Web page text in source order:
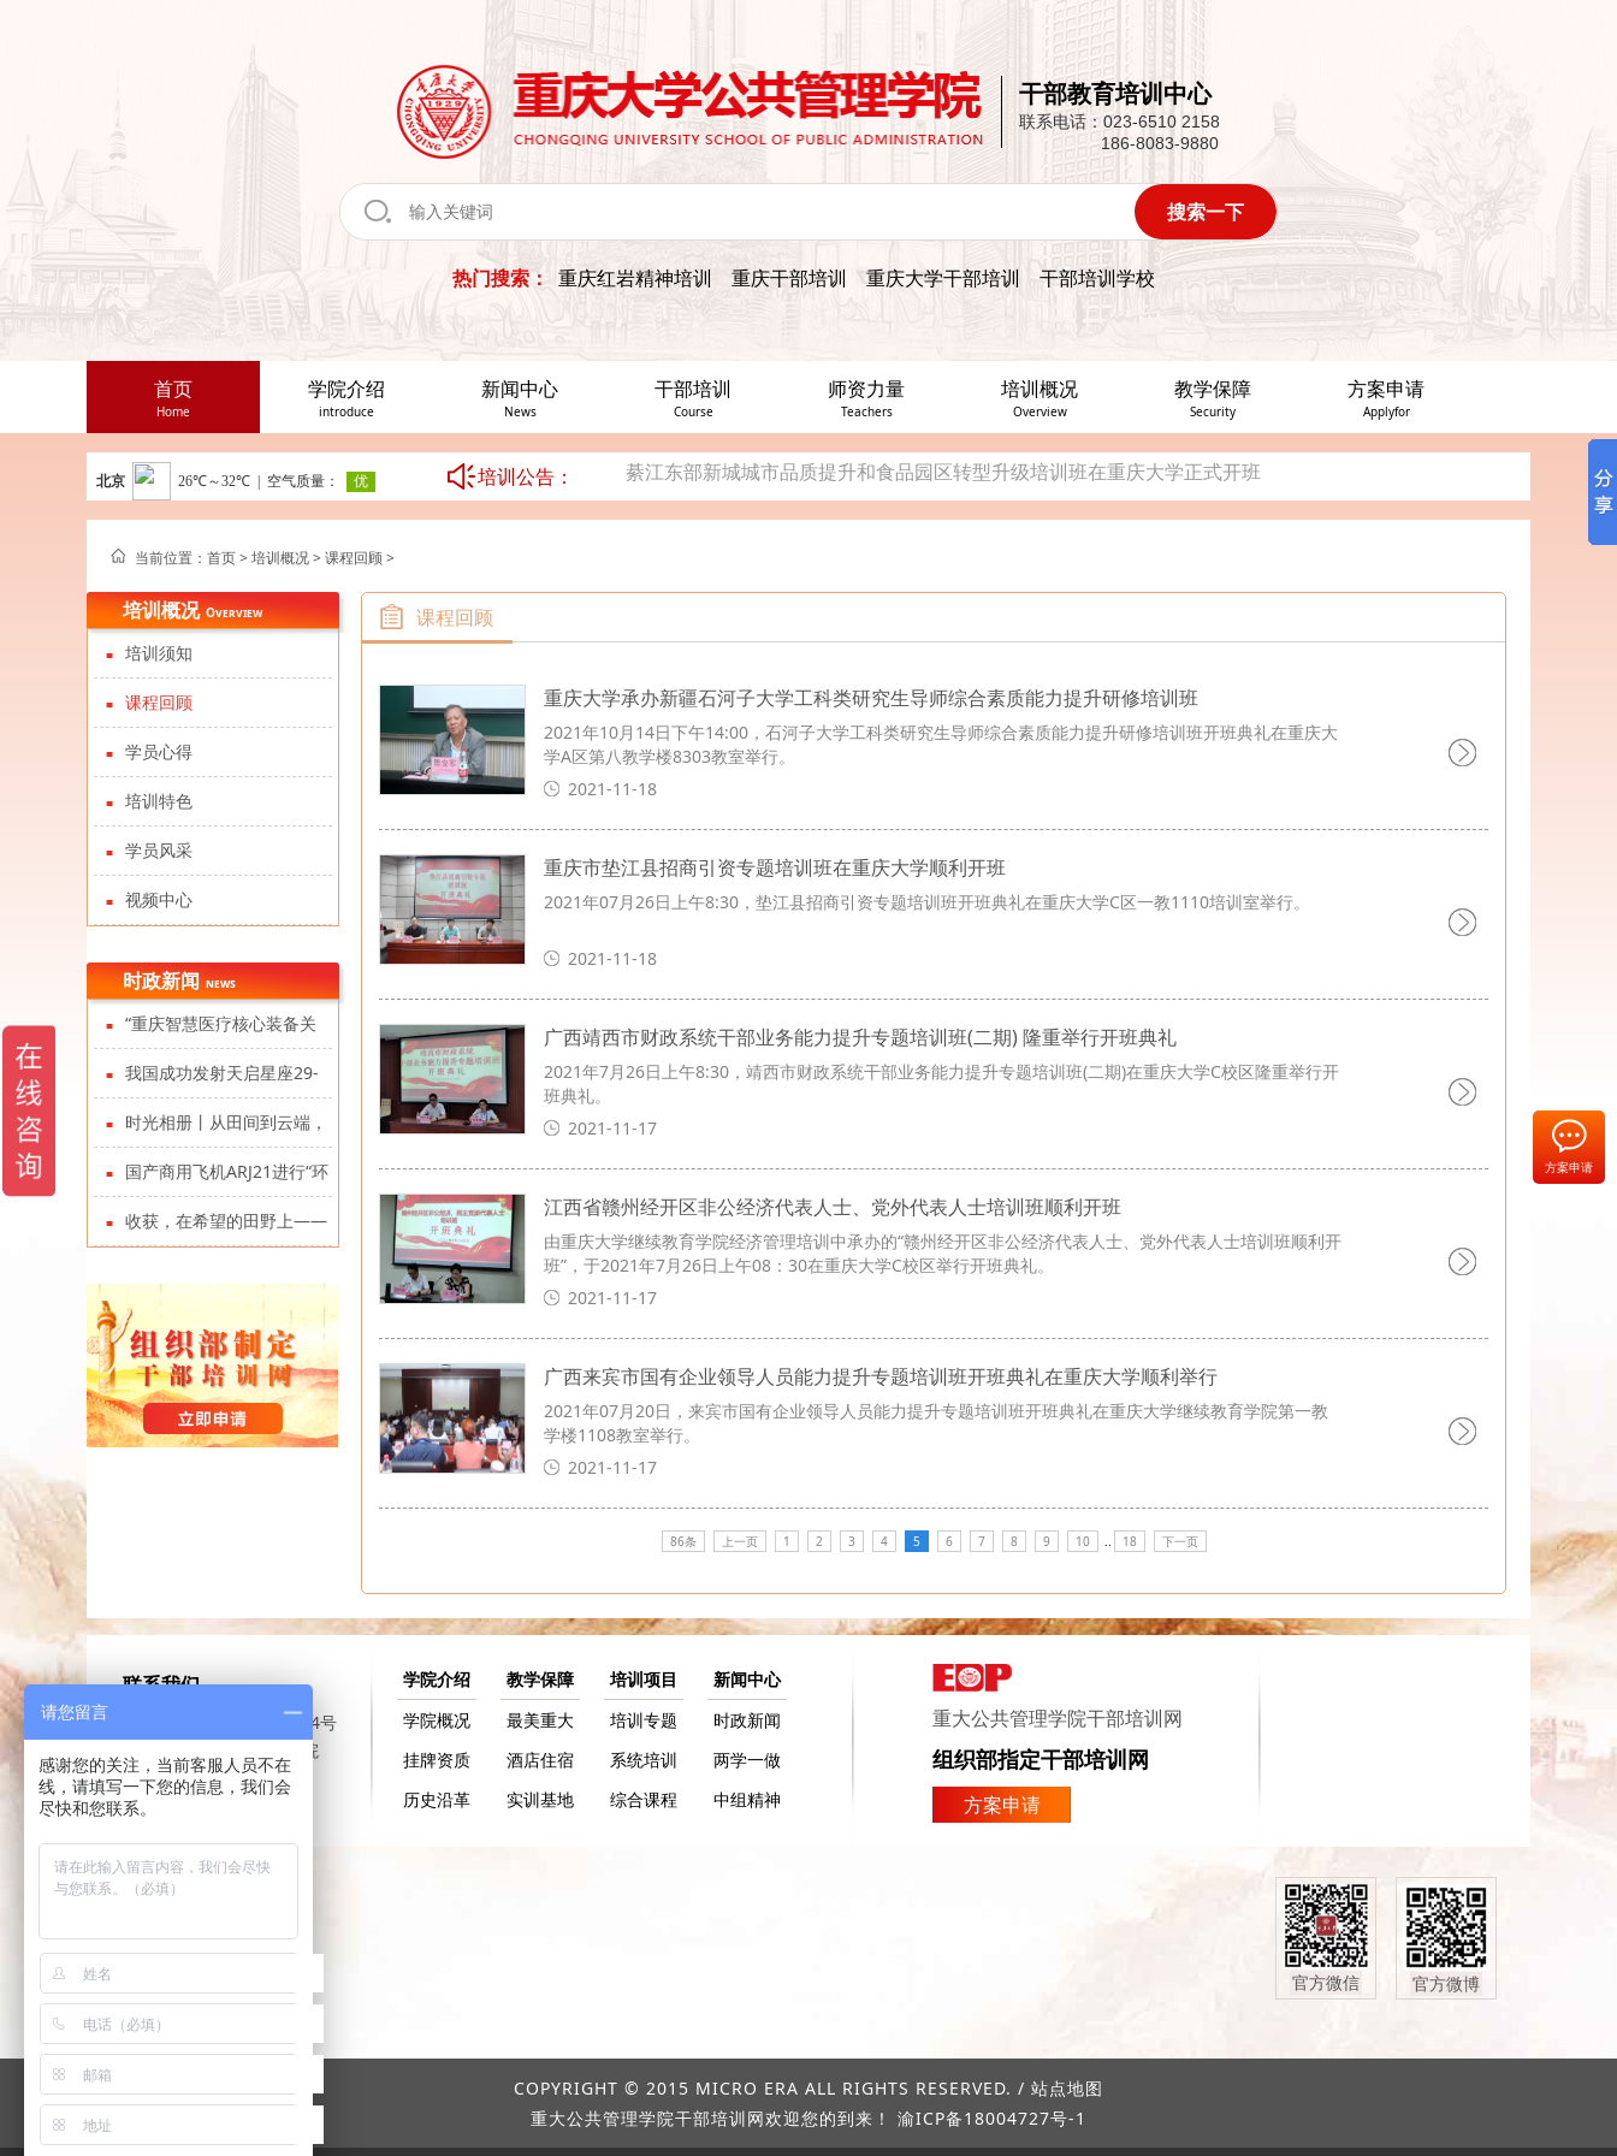
干部教育培训中心
联系电话： 023-6510 2158
186-8083-9880
热门搜索： 重庆红岩精神培训 重庆干部培训 重庆大学干部培训 干部培训学校
首页
Home
学院介绍
introduce
新闻中心
News
干部培训
Course
师资力量
Teachers
培训概况
Overview
教学保障
Security
方案申请
Applyfor
培训公告：
重庆市女性社会组织能力建设提升专题培训班成功举办
重庆大学—云南省绿春县、重庆市巫山县竹贤乡2022年第一批“双百培养计划”专题培...
四川省公安厅机关党员干部“不忘初心、牢记使命”党政教育培训班在重庆大学顺利开班
綦江东部新城城市品质提升和食品园区转型升级培训班在重庆大学正式开班
安徽省霍邱县宣传干部宣传技能培训班在重庆大学公共管理学院开班
重庆大学—云南省绿春县、重庆市巫山县竹贤乡2022年第一批“双百培养计划”专题培...
四川省公安厅机关党员干部“不忘初心、牢记使命”党政教育培训班在重庆大学顺利开班
綦江东部新城城市品质提升和食品园区转型升级培训班在重庆大学正式开班
安徽省霍邱县宣传干部宣传技能培训班在重庆大学公共管理学院开班
重庆市女性社会组织能力建设提升专题培训班成功举办
重庆大学—云南省绿春县、重庆市巫山县竹贤乡2022年第一批“双百培养计划”专题培...
四川省公安厅机关党员干部“不忘初心、牢记使命”党政教育培训班在重庆大学顺利开班
綦江东部新城城市品质提升和食品园区转型升级培训班在重庆大学正式开班
安徽省霍邱县宣传干部宣传技能培训班在重庆大学公共管理学院开班
当前位置： 首页 > 培训概况> 课程回顾>
培训概况 Overview
培训须知
课程回顾
学员心得
培训特色
学员风采
视频中心
时政新闻 news
“重庆智慧医疗核心装备关
键技术与产品开发战略研究”项
目举行结题评审会
我国成功发射天启星座29-
32星时光相册丨从田间到云端，
一组照片看丰收“变奏曲”
国产商用飞机ARJ21进行“环
青藏高原”飞行
收获，在希望的田野上——
来之际
课程回顾
重庆大学承办新疆石河子大学工科类研究生导师综合素质能力提升研修培训班
2021年10月14日下午14:00，石河子大学工科类研究生导师综合素质能力提升研修培训班开班典礼在重庆大
学A区第八教学楼8303教室举行。
2021-11-18
重庆市垫江县招商引资专题培训班在重庆大学顺利开班
2021年07月26日上午8:30，垫江县招商引资专题培训班开班典礼在重庆大学C区一教1110培训室举行。
2021-11-18
广西靖西市财政系统干部业务能力提升专题培训班(二期) 隆重举行开班典礼
2021年7月26日上午8:30，靖西市财政系统干部业务能力提升专题培训班(二期)在重庆大学C校区隆重举行开
班典礼。
2021-11-17
江西省赣州经开区非公经济代表人士、党外代表人士培训班顺利开班
由重庆大学继续教育学院经济管理培训中承办的“赣州经开区非公经济代表人士、党外代表人士培训班顺利开
班”，于2021年7月26日上午08：30在重庆大学C校区举行开班典礼。
2021-11-17
广西来宾市国有企业领导人员能力提升专题培训班开班典礼在重庆大学顺利举行
2021年07月20日，来宾市国有企业领导人员能力提升专题培训班开班典礼在重庆大学继续教育学院第一教
学楼1108教室举行。
2021-11-17
86条 上一页 1 2 3 4 5 6 7 8 9 10 .. 18 下一页
联系我们
重庆市沙坪坝区沙正街174号
重庆大学A区公共管理学院
学院介绍
学院概况
挂牌资质
历史沿革
教学保障
最美重大
酒店住宿
实训基地
培训项目
培训专题
系统培训
综合课程
新闻中心
时政新闻
两学一做
中组精神
重大公共管理学院干部培训网
组织部指定干部培训网
方案申请
官方微信 官方微博
方案申请
COPYRIGHT © 2015 MICRO ERA ALL RIGHTS RESERVED. / 站点地图
重大公共管理学院干部培训网欢迎您的到来！ 渝ICP备18004727号-1
请您留言
感谢您的关注，当前客服人员不在
线，请填写一下您的信息，我们会
尽快和您联系。